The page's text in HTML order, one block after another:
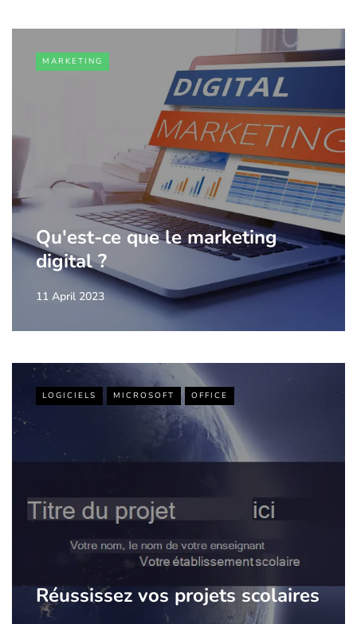
MARKETING
Qu'est-ce que le marketing
digital ?
11 April 2023
LOGICIELS MICROSOFT OFFICE
Réussissez vos projets scolaires